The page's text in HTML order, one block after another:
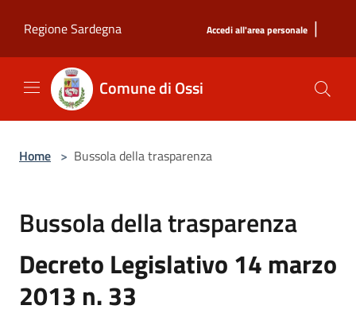
Regione Sardegna
Accedi all'area personale |
Comune di Ossi
Home > Bussola della trasparenza
Bussola della trasparenza
Decreto Legislativo 14 marzo
2013 n. 33